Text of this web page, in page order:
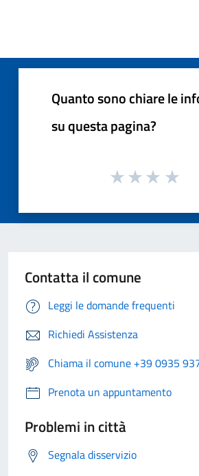
Quanto sono chiare le
su questa pagina?
Contatta il comune
Leggi le domande frequenti
Richiedi Assistenza
Chiama il comune +39 0935
Prenota un appuntamento
Problemi in città
Segnala disservizio